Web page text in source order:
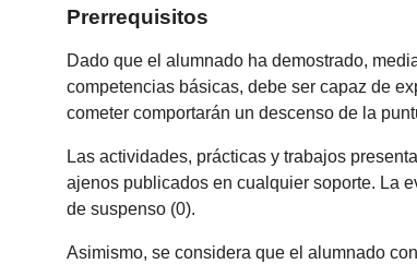
Prerrequisitos
Dado que el alumnado ha demostrado,
competencias básicas, debe ser capaz de
cometer comportarán un descenso de la
Las actividades, prácticas y trabajos
ajenos publicados en cualquier soporte. La
de suspenso (0).
Asimismo, se considera que el alumnado